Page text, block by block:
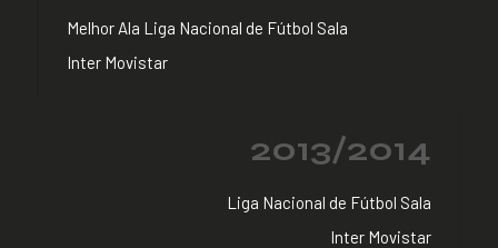
Melhor Ala Liga Nacional de Fútbol Sala
Inter Movistar
2013/2014
Liga Nacional de Fútbol Sala
Inter Movistar